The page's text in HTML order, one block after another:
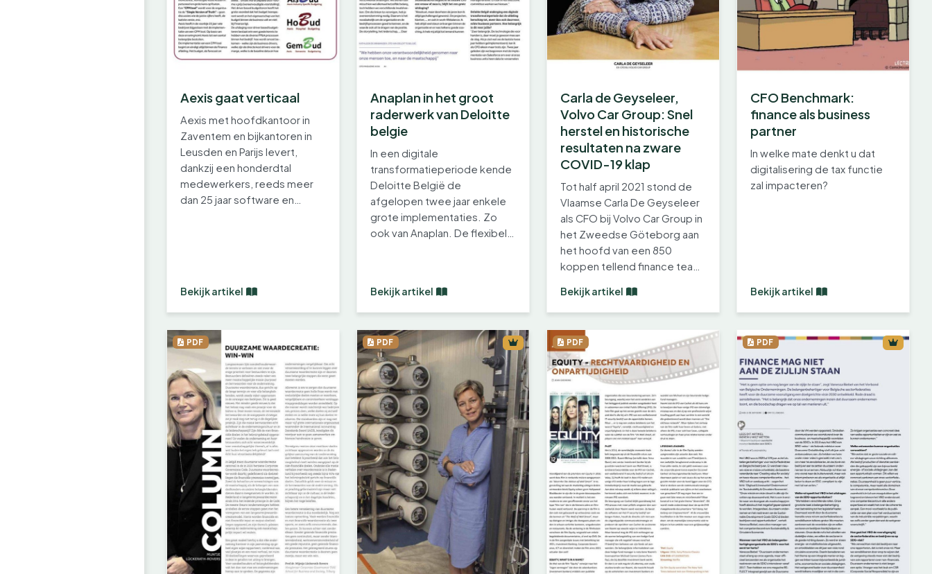
Aexis gaat verticaal
Aexis met hoofdkantoor in
Zaventem en bijkantoren in
Leusden en Parijs levert,
dankzij een honderdtal
medewerkers, reeds meer
dan 25 jaar software en
Bekijk artikel
Anaplan in het groot
raderwerk van Deloitte
belgie
In een digitale
transformatieperiode kende
Deloitte België de
afgelopen twee jaar enkele
grote implementaties. Zo
ook van Anaplan. De flexibele
Bekijk artikel
Carla de Geyseleer,
Volvo Car Group: Snel
herstel en historische
resultaten na zware
COVID-19 klap
Tot half april 2021 stond de
Vlaamse Carla De Geyseleer
als CFO bij Volvo Car Group in
het Zweedse Göteborg aan
het hoofd van een 850
koppen tellend finance team.
Bekijk artikel
CFO Benchmark:
finance als business
partner
In welke mate denkt u dat
digitalisering de tax functie
zal impacteren?
Bekijk artikel
PDF PDF PDF PDF